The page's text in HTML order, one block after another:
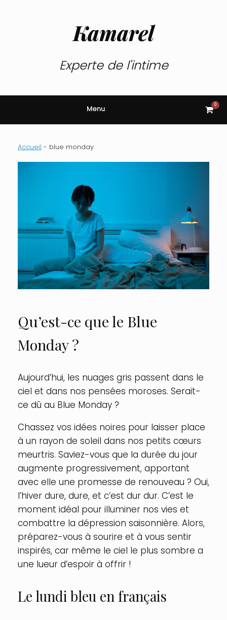
Kamarel
Experte de l'intime
Menu View
cart
0
Accueil - blue monday
Qu’est-ce que le Blue
Monday ?
Aujourd’hui, les nuages gris passent dans le
ciel et dans nos pensées moroses. Serait-
ce dû au Blue Monday ?
Chassez vos idées noires pour laisser place
à un rayon de soleil dans nos petits cœurs
meurtris. Saviez-vous que la durée du jour
augmente progressivement, apportant
avec elle une promesse de renouveau ? Oui,
l’hiver dure, dure, et c’est dur dur. C’est le
moment idéal pour illuminer nos vies et
combattre la dépression saisonnière. Alors,
préparez-vous à sourire et à vous sentir
inspirés, car même le ciel le plus sombre a
une lueur d’espoir à offrir !
Le lundi bleu en français